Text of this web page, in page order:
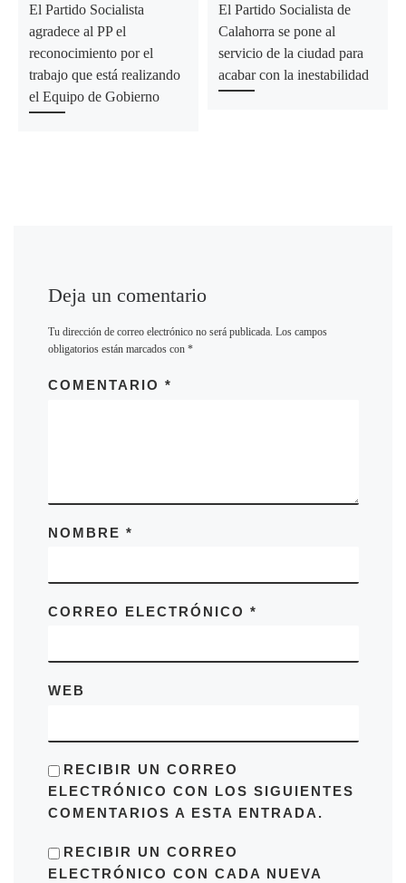
El Partido Socialista
agradece al PP el
reconocimiento por el
trabajo que está realizando
el Equipo de Gobierno
El Partido Socialista de
Calahorra se pone al
servicio de la ciudad para
acabar con la inestabilidad
Deja un comentario
Tu dirección de correo electrónico no será publicada. Los campos
obligatorios están marcados con *
COMENTARIO *
NOMBRE *
CORREO ELECTRÓNICO *
WEB
RECIBIR UN CORREO
ELECTRÓNICO CON LOS SIGUIENTES
COMENTARIOS A ESTA ENTRADA.
RECIBIR UN CORREO
ELECTRÓNICO CON CADA NUEVA